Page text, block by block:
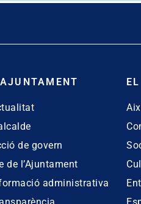
de govern
de l’Ajuntament
administrativa